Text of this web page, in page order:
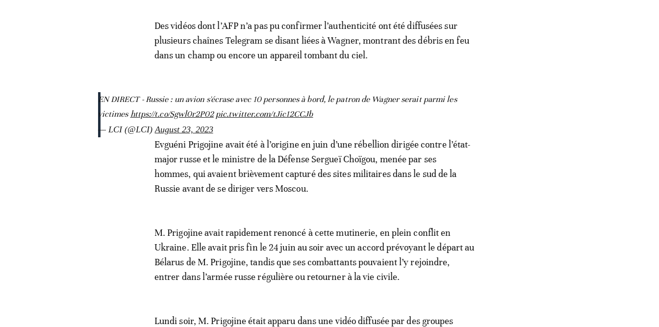
Des vidéos dont l’AFP n’a pas pu confirmer l’authenticité ont été diffusées sur
plusieurs chaînes Telegram se disant liées à Wagner, montrant des débris en feu
dans un champ ou encore un appareil tombant du ciel.
EN DIRECT - Russie : un avion s'écrase avec 10 personnes à bord, le patron de Wagner serait parmi les
victimeshttps://t.co/Sgwl0r2P02 pic.twitter.com/tJic12CCJb
— LCI (@LCI) August 23, 2023
Evguéni Prigojine avait été à l’origine en juin d’une rébellion dirigée contre l’état-
major russe et le ministre de la Défense Sergueï Choïgou, menée par ses
hommes, qui avaient brièvement capturé des sites militaires dans le sud de la
Russie avant de se diriger vers Moscou.
M. Prigojine avait rapidement renoncé à cette mutinerie, en plein conflit en
Ukraine. Elle avait pris fin le 24 juin au soir avec un accord prévoyant le départ au
Bélarus de M. Prigojine, tandis que ses combattants pouvaient l’y rejoindre,
entrer dans l’armée russe régulière ou retourner à la vie civile.
Lundi soir, M. Prigojine était apparu dans une vidéo diffusée par des groupes